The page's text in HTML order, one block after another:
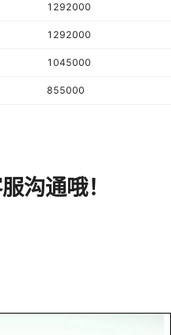
1292000
1292000
1045000
855000